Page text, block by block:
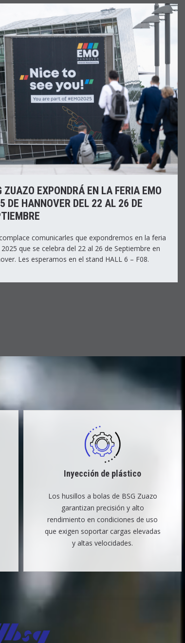
ZUAZO EXPONDRÁ EN LA FERIA EMO
DE HANNOVER DEL 22 AL 26 DE
comunicarles que expondremos en la feria
2025 que se celebra del 22 al 26 de Septiembre en
Les esperamos en el stand HALL 6 – F08.
Inyección de plástico
Los husillos a bolas de BSG Zuazo
garantizan precisión y alto
rendimiento en condiciones de uso
que exigen soportar cargas elevadas
y altas velocidades.